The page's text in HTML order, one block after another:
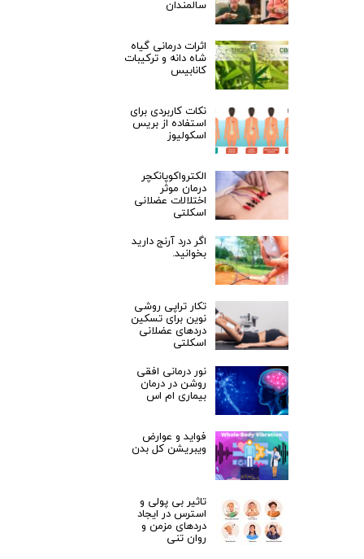
سالمندان
اثرات درمانی گیاه
شاه دانه و ترکیبات
کانابیس
نکات کاربردی برای
استفاده از بریس
اسکولیوز
الکترواکوپانکچر
درمان موثر
اختلالات عضلانی
اسکلتی
اگر درد آرنج دارید
بخوانید.
تکار تراپی روشی
نوین برای تسکین
دردهای عضلانی
اسکلتی
نور درمانی افقی
روشن در درمان
بیماری ام اس
فواید و عوارض
ویبریشن کل بدن
تاثیر بی پولی و
استرس در ایجاد
دردهای مزمن و
روان تنی